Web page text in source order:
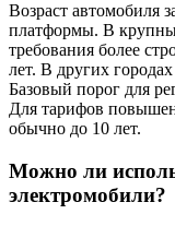
Возраст автомобиля
платформы. В
требования более
лет. В других
Базовый порог для
Для тарифов
обычно до 10 лет.
Можно ли
электромобили?